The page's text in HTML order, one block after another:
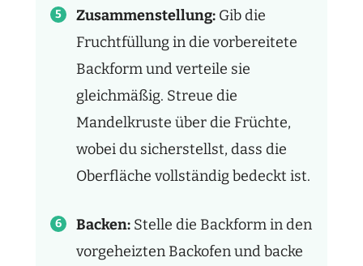
Zusammenstellung: Gib die
Fruchtfüllung in die vorbereitete
Backform und verteile sie
gleichmäßig. Streue die
Mandelkruste über die Früchte,
wobei du sicherstellst, dass die
Oberfläche vollständig bedeckt ist.
Backen: Stelle die Backform in den
vorgeheizten Backofen und backe